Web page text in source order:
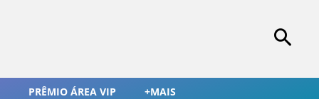
PRÊMIO ÁREA VIP +MAIS